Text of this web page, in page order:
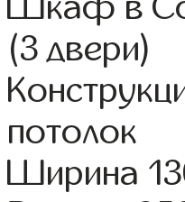
(3 двери)
потолок
Ширина